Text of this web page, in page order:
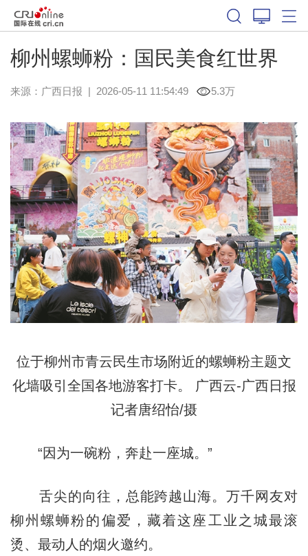
柳州螺蛳粉：国民美食红世界
来源： 广西日报 | 2026-05-11 11:54:49 5.3万
位于柳州市青云民生市场附近的螺蛳粉主题文
化墙吸引全国各地游客打卡。 广西云-广西日报
记者唐绍怡/摄
“因为一碗粉，奔赴一座城。”
舌尖的向往，总能跨越山海。万千网友对
柳州螺蛳粉的偏爱，藏着这座工业之城最滚
烫、最动人的烟火邀约。